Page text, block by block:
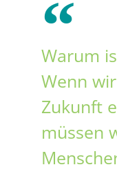
Warum
Wenn
Zukunft
müssen